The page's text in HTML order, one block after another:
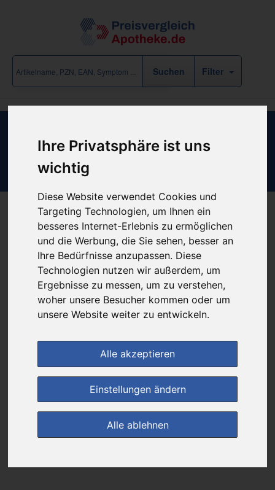
Ihre Privatsphäre ist uns
wichtig
Diese Website verwendet Cookies und
Targeting Technologien, um Ihnen ein
besseres Internet-Erlebnis zu ermöglichen
und die Werbung, die Sie sehen, besser an
Ihre Bedürfnisse anzupassen. Diese
Technologien nutzen wir außerdem, um
Ergebnisse zu messen, um zu verstehen,
woher unsere Besucher kommen oder um
unsere Website weiter zu entwickeln.
Alle akzeptieren
Einstellungen ändern
Alle ablehnen
Filter
Ponsky Peg Komplett -Set -
Fadendurchzug 28 F
Produkt empfehlen
Kein Preis bekannt
Das gewünschte Produkt ist derzeit bei keinem unserer Partner
erhältlich.
Jetzt bewerten!
zur Startseite
Preisalarm